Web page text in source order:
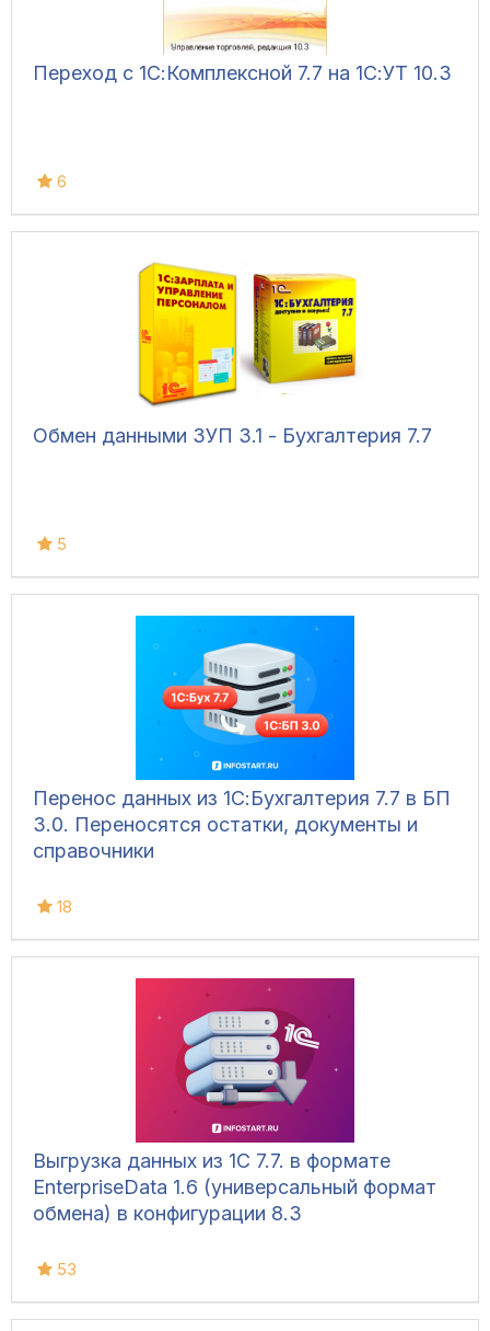
Переход с 1С:Комплексной 7.7 на 1С:УТ 10.3
6
Обмен данными ЗУП 3.1 - Бухгалтерия 7.7
5
Перенос данных из 1С:Бухгалтерия 7.7 в БП
3.0. Переносятся остатки, документы и
справочники
18
Выгрузка данных из 1С 7.7. в формате
EnterpriseData 1.6 (универсальный формат
обмена) в конфигурации 8.3
53